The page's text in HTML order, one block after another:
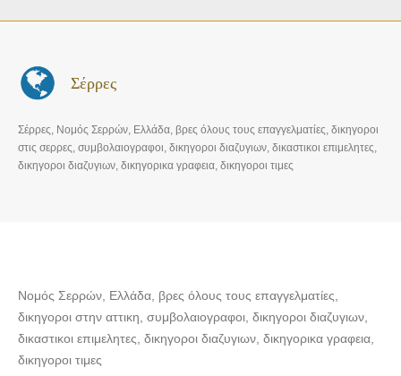
Σέρρες
Σέρρες, Νομός Σερρών, Ελλάδα, βρες όλους τους επαγγελματίες, δικηγοροι
στις σερρες, συμβολαιογραφοι, δικηγοροι διαζυγιων, δικαστικοι επιμελητες,
δικηγοροι διαζυγιων, δικηγορικα γραφεια, δικηγοροι τιμες
Νομός Σερρών, Ελλάδα, βρες όλους τους επαγγελματίες,
δικηγοροι στην αττικη, συμβολαιογραφοι, δικηγοροι διαζυγιων,
δικαστικοι επιμελητες, δικηγοροι διαζυγιων, δικηγορικα γραφεια,
δικηγοροι τιμες